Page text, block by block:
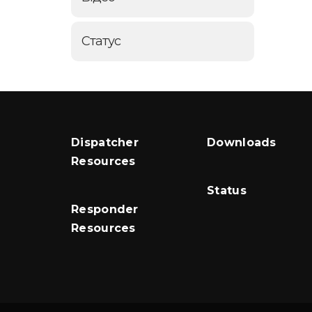
Статус
Dispatcher
Resources
Responder
Resources
Downloads
Status